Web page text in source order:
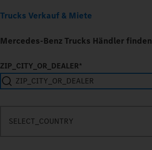
Trucks Verkauf & Miete
Mercedes-Benz Trucks Händler finden
ZIP_CITY_OR_DEALER*
SELECT_COUNTRY